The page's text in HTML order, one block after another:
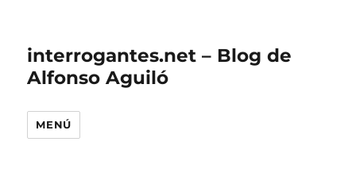
interrogantes.net – Blog de
Alfonso Aguiló
MENÚ